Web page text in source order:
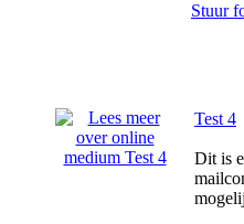
Stuur
Test 4
Dit is